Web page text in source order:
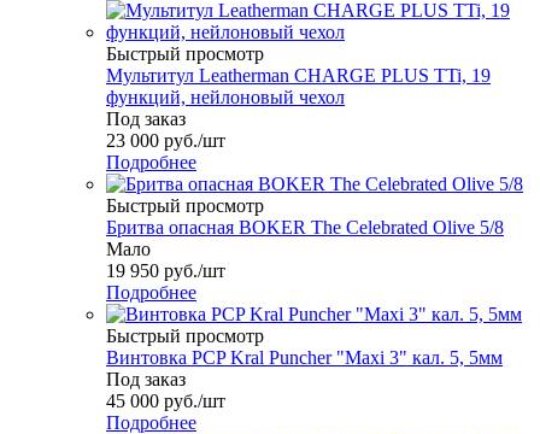
Быстрый просмотр
Мультитул Leatherman CHARGE PLUS TTi, 19
функций, нейлоновый чехол
Под заказ
23 000 руб./шт
Подробнее
Быстрый просмотр
Бритва опасная BOKER The Celebrated Olive 5/8
Мало
19 950 руб./шт
Подробнее
Быстрый просмотр
Винтовка PCP Kral Puncher "Maxi 3" кал. 5, 5мм
Под заказ
45 000 руб./шт
Подробнее